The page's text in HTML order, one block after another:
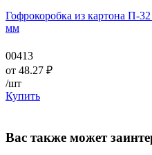
Гофрокоробка из картона П-
мм
00413
от 48.27 ₽
/шт
Купить
Вас также может